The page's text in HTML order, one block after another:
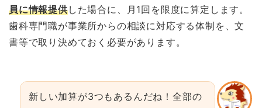
員に情報提供した場合に、月1回を限度に算定します。
歯科専門職が事業所からの相談に対応する体制を、文
書等で取り決めておく必要があります。
新しい加算が3つもあるんだね！全部の